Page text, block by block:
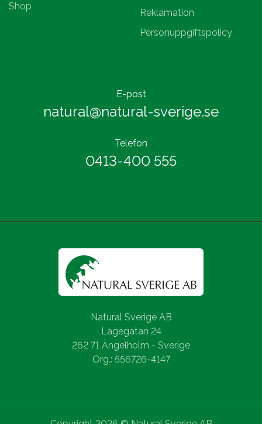
Shop
Reklamation
Personuppgiftspolicy
E-post
natural@natural-sverige.se
Telefon
0413-400 555
Natural Sverige AB
Lagegatan 24
262 71 Ängelholm - Sverige
Org.: 556726-4147